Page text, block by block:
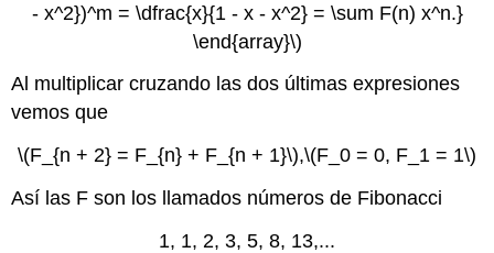
- x^2})^m = \dfrac{x}{1 - x - x^2} = \sum F(n) x^n.}
\end{array}\)
Al multiplicar cruzando las dos últimas expresiones
vemos que
\(F_{n + 2} = F_{n} + F_{n + 1}\),\(F_0 = 0, F_1 = 1\)
Así las F son los llamados números de Fibonacci
1, 1, 2, 3, 5, 8, 13,...